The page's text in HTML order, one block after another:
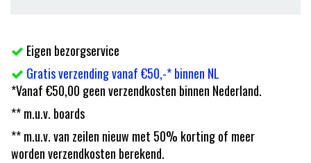
Eigen bezorgservice
Gratis verzending vanaf €50,-* binnen NL
*Vanaf €50,00 geen verzendkosten binnen Nederland.
** m.u.v. boards
** m.u.v. van zeilen nieuw met 50% korting of meer
worden verzendkosten berekend.